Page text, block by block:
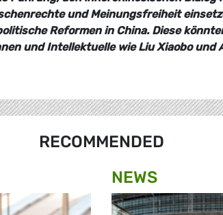
und Meinungsfreiheit
Reformen in China. Diese
und Intellektuelle wie Liu Xiaobo und
RECOMMENDED
NEWS